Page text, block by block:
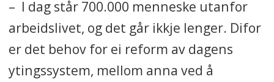
– I dag står 700.000 menneske utanfor
arbeidslivet, og det går ikkje lenger. Difor
er det behov for ei reform av dagens
ytingssystem, mellom anna ved å